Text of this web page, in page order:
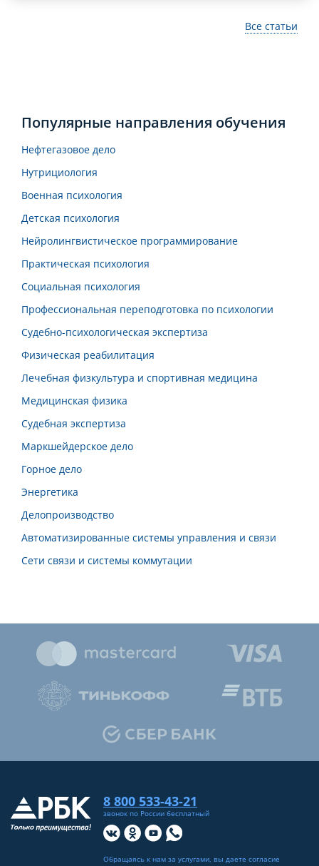
Все статьи
Популярные направления обучения
Нефтегазовое дело
Нутрициология
Военная психология
Детская психология
Нейролингвистическое программирование
Практическая психология
Социальная психология
Профессиональная переподготовка по психологии
Судебно-психологическая экспертиза
Физическая реабилитация
Лечебная физкультура и спортивная медицина
Медицинская физика
Судебная экспертиза
Маркшейдерское дело
Горное дело
Энергетика
Делопроизводство
Автоматизированные системы управления и связи
Сети связи и системы коммутации
8 800 533-43-21
звонок по России бесплатный
Обращаясь к нам за услугами, вы даете согласие